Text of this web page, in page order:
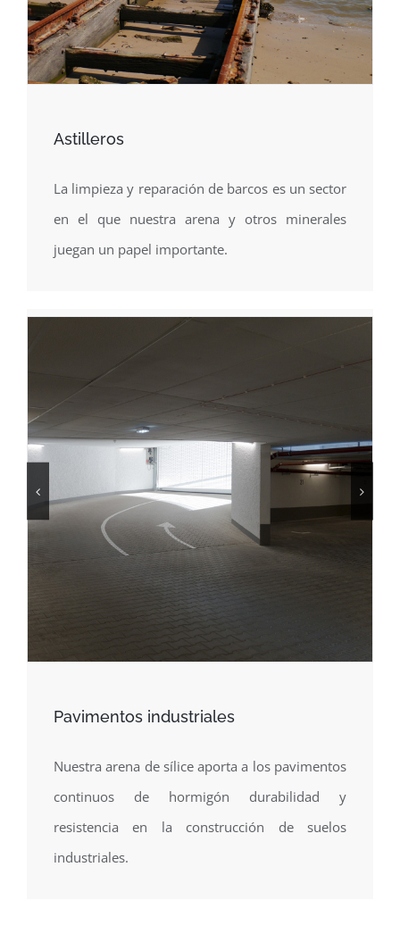
Astilleros
La limpieza y reparación de barcos es un sector
en el que nuestra arena y otros minerales
juegan un papel importante.
Pavimentos industriales
Nuestra arena de sílice aporta a los pavimentos
continuos de hormigón durabilidad y
resistencia en la construcción de suelos
industriales.